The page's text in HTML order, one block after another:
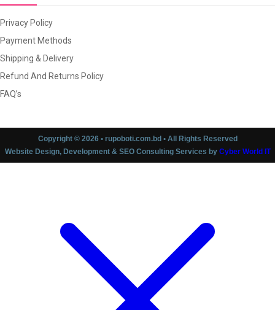
Privacy Policy
Payment Methods
Shipping & Delivery
Refund And Returns Policy
FAQ’s
Copyright © 2026 • rupoboti.com.bd • All Rights Reserved
Website Design, Development & SEO Consulting Services by Cyber World IT